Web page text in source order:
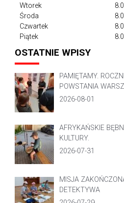
Wtorek
Środa
Czwartek
Piątek
OSTATNIE WPISY
PAMIĘTAMY.
POWSTANIA
2026-08-01
AFRYKAŃSKIE
KULTURY.
2026-07-31
MISJA
DETEKTYWA